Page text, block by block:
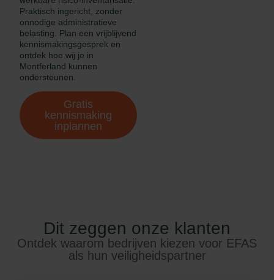
Praktisch ingericht, zonder
onnodige administratieve
belasting. Plan een vrijblijvend
kennismakingsgesprek en
ontdek hoe wij je in
Montferland kunnen
ondersteunen.
Gratis
kennismaking
inplannen
Dit zeggen onze klanten
Ontdek waarom bedrijven kiezen voor EFAS
als hun veiligheidspartner